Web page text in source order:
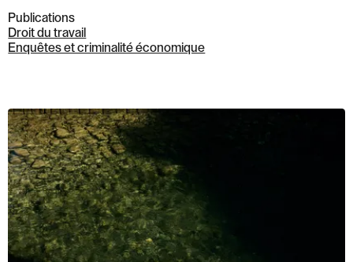
Publications
Droit du travail
Enquêtes et criminalité économique